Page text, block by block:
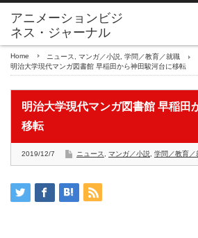
アニメーションビジ
ネス・ジャーナル
Home ニュース マンガ／小説
学問／教育／就職
明治大学現代マンガ図書館 早稲田から神田駿河台に移転
明治大学現代マンガ図書館 早稲田
移転
2019/12/7 ニュース マンガ／小説 学問／教育／